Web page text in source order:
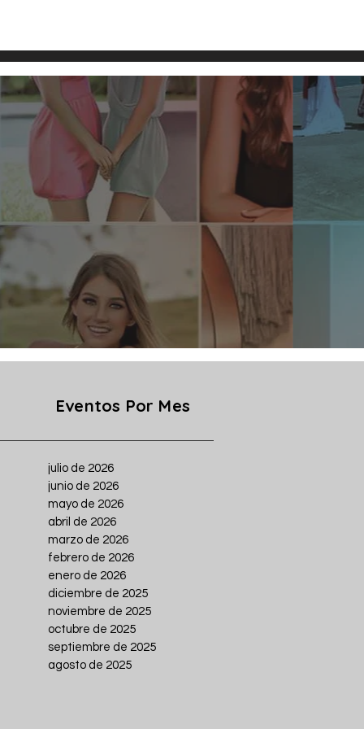
Eventos Por Mes
julio de 2026
junio de 2026
mayo de 2026
abril de 2026
marzo de 2026
febrero de 2026
enero de 2026
diciembre de 2025
noviembre de 2025
octubre de 2025
septiembre de 2025
agosto de 2025